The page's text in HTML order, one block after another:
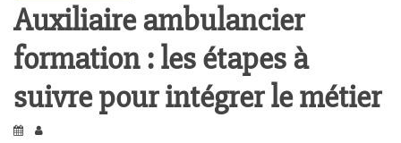
Auxiliaire ambulancier
formation : les étapes à
suivre pour intégrer le métier